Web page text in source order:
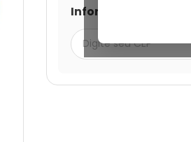
Informe seu CEP